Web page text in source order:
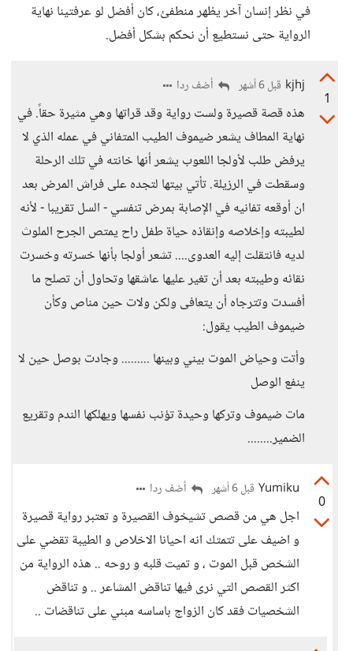
في نظر إنسان آخر يظهر منطفئ، كان أفضل لو عرفتينا نهاية
الرواية حتى نستطيع أن نحكم بشكل أفضل.
1
kjhj قبل 6 أشهر أضف ردا
هذه قصة قصيرة ولست رواية وقد قراتها وهي مثيرة حقاً. في
نهاية المطاف يشعر ضيموف الطيب المتفاني في عمله الذي لا
يرفض طلب لأولجا اللعوب يشعر أنها خانته في تلك الرحلة
وسقطت في الرزيلة. تأتي بيتها لتجده على فراش المرض بعد
ان أوقعه تفانيه في الإصابة بمرض تنفسي - السل تقريبا - لأنه
لطيبته وإخلاصه وإنقاذه حياة طفل راح يمتص الجرح الملوث
لديه فانتقلت إليه العدوى.... تشعر أولجا بأنها خسرته وخسرت
نقائه وطيبته بعد أن تغير عليها عاشقها وتحاول أن تصلح ما
أفسدت وتترجاه أن يتعافى ولكن ولات حين مناص وكأن
ضيموف الطيب يقول:
وأتت وحياض الموت بيني وبينها ......... وجادت بوصل حين لا
ينفع الوصل
مات ضيموف وتركها وحيدة تؤنب نفسها ويهلكها الندم وتقريع
الضمير........
0
Yumiku قبل 6 أشهر أضف ردا
اجل هي من قصص تشيخوف القصيرة و تعتبر رواية قصيرة
و اضيف على تتمتك انه احيانا الاخلاص و الطيبة تقضي على
الشخص قبل الموت ، و تميت قلبه و روحه .. هذه الرواية من
اكثر القصص التي نرى فيها تناقض المشاعر .. و تناقض
الشخصيات فقد كان الزواج باساسه مبني على تناقضات ..